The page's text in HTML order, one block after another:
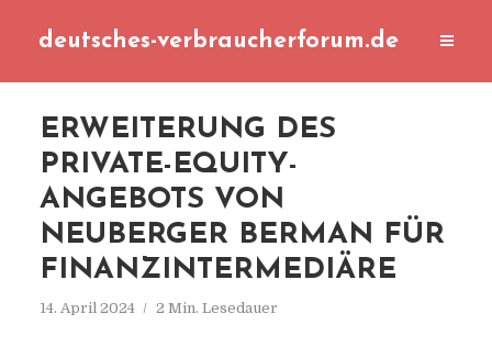
deutsches-verbraucherforum.de
ERWEITERUNG DES
PRIVATE-EQUITY-
ANGEBOTS VON
NEUBERGER BERMAN FÜR
FINANZINTERMEDIÄRE
14. April 2024 2 Min. Lesedauer